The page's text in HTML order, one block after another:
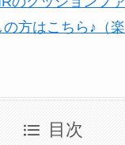
方はこちら♪（楽
目次